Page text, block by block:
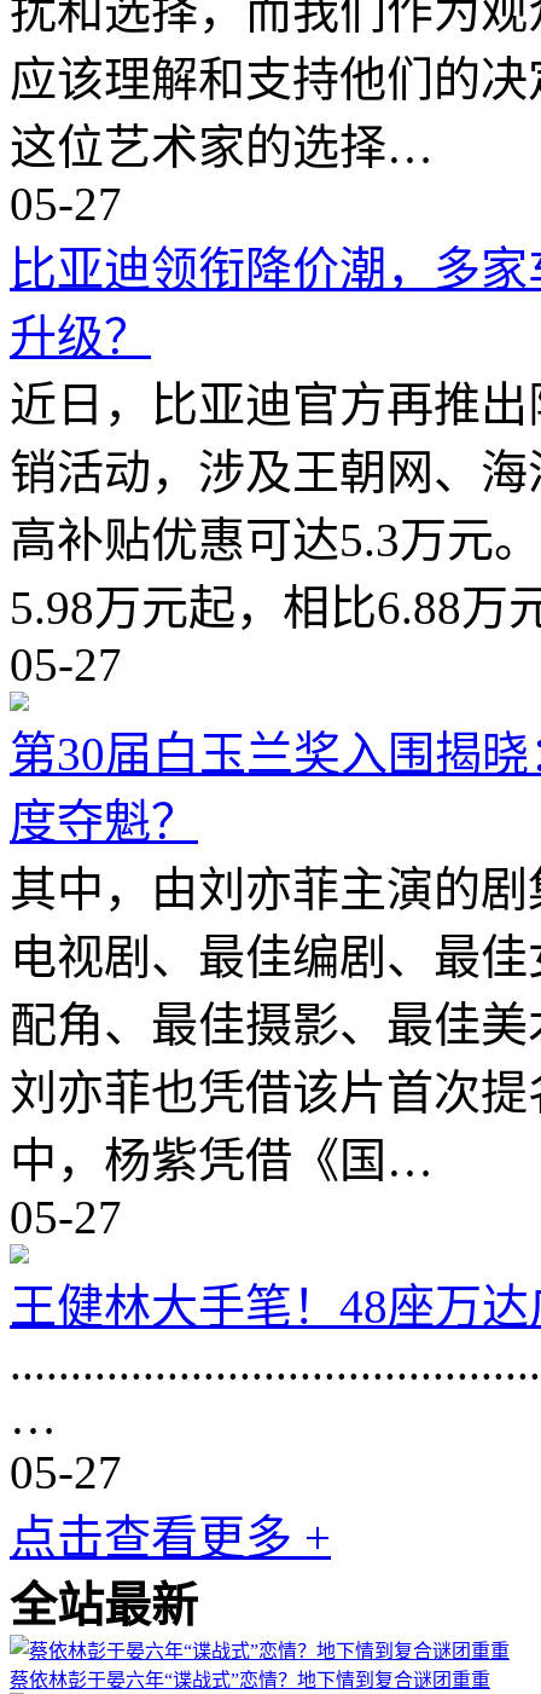
扰和选择，而我们作为
应该理解和支持他们的
这位艺术家的选择…
05-27
比亚迪领衔降价潮，多
升级？
近日，比亚迪官方再推
销活动，涉及王朝网、
高补贴优惠可达5.3万元
5.98万元起，相比6.88
05-27
第30届白玉兰奖入围揭
度夺魁？
其中，由刘亦菲主演的
电视剧、最佳编剧、最
配角、最佳摄影、最佳
刘亦菲也凭借该片首次
中，杨紫凭借《国…
05-27
王健林大手笔！48座万
…
05-27
点击查看更多 +
全站最新
蔡依林彭于晏六年“谍战式”恋情？地下情到复合谜团重重